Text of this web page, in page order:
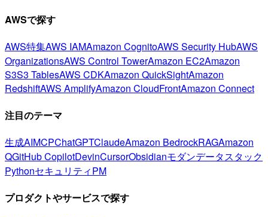
AWSで探す
AWS特集AWS IAMAmazon CognitoAWS Security HubAWS
OrganizationsAWS Control TowerAmazon EC2Amazon
S3S3 TablesAWS CDKAmazon QuickSightAmazon
RedshiftAWS AmplifyAmazon CloudFrontAmazon Connect
注目のテーマ
生成AIMCPChatGPTClaudeAmazon BedrockRAGAmazon
QGitHub CopilotDevinCursorObsidianモダンデータスタック
PythonセキュリティPM
プロダクトやサービスで探す